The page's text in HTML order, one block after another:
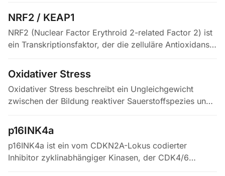
direkten Zell-zu-Zell-Kontakt…
NRF2 / KEAP1
NRF2 (Nuclear Factor Erythroid 2-related Factor 2) ist
ein Transkriptionsfaktor, der die zelluläre Antioxidans-
antioxidative…
Oxidativer Stress
Oxidativer Stress beschreibt ein Ungleichgewicht
zwischen der Bildung reaktiver Sauerstoffspezies und
Biomolekülen führt. Er…
p16INK4a
p16INK4a ist ein vom CDKN2A-Lokus codierter
Inhibitor zyklinabhängiger Kinasen, der CDK4/6